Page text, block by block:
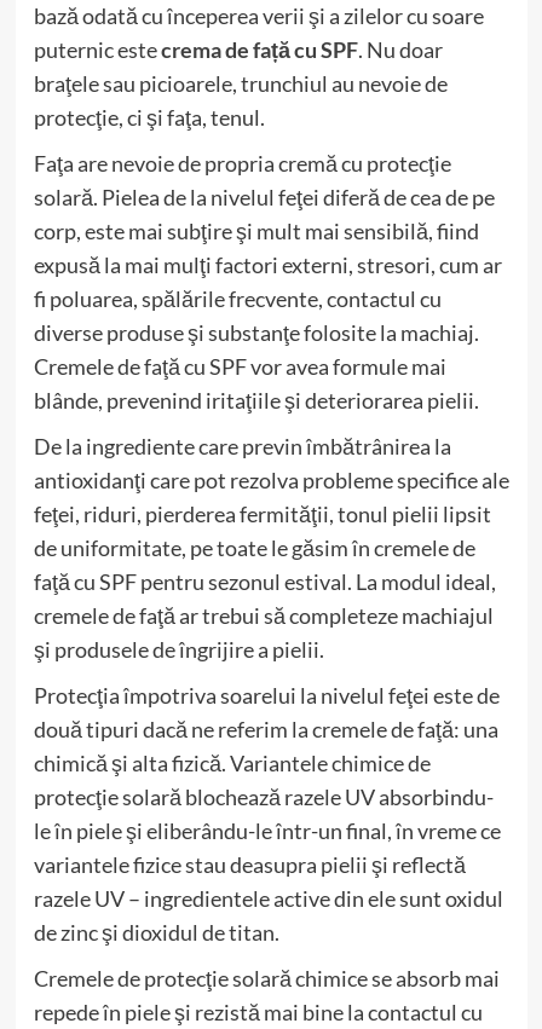
bază odată cu începerea verii şi a zilelor cu soare
puternic estecrema de față cu SPF. Nu doar
braţele sau picioarele, trunchiul au nevoie de
protecţie, ci şi faţa, tenul.
Faţa are nevoie de propria cremă cu protecţie
solară. Pielea de la nivelul feţei diferă de cea de pe
corp, este mai subţire şi mult mai sensibilă, fiind
expusă la mai mulţi factori externi, stresori, cum ar
fi poluarea, spălările frecvente, contactul cu
diverse produse şi substanţe folosite la machiaj.
Cremele de faţă cu SPF vor avea formule mai
blânde, prevenind iritaţiile şi deteriorarea pielii.
De la ingrediente care previn îmbătrânirea la
antioxidanţi care pot rezolva probleme specifice ale
feţei, riduri, pierderea fermităţii, tonul pielii lipsit
de uniformitate, pe toate le găsim în cremele de
faţă cu SPF pentru sezonul estival. La modul ideal,
cremele de faţă ar trebui să completeze machiajul
şi produsele de îngrijire a pielii.
Protecţia împotriva soarelui la nivelul feţei este de
două tipuri dacă ne referim la cremele de faţă: una
chimică şi alta fizică. Variantele chimice de
protecţie solară blochează razele UV absorbindu-
le în piele şi eliberându-le într-un final, în vreme ce
variantele fizice stau deasupra pielii şi reflectă
razele UV – ingredientele active din ele sunt oxidul
de zinc şi dioxidul de titan.
Cremele de protecţie solară chimice se absorb mai
repede în piele şi rezistă mai bine la contactul cu